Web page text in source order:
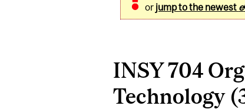
or jump to the newest e
INSY 704
Technology